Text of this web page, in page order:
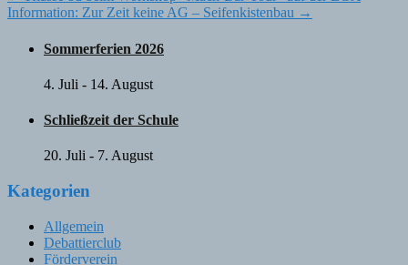
navigation
Information: Zur Zeit keine AG – Seifenkistenbau →
Sommerferien 2026
4. Juli - 14. August
Schließzeit der Schule
20. Juli - 7. August
Kategorien
Allgemein
Debattierclub
Förderverein